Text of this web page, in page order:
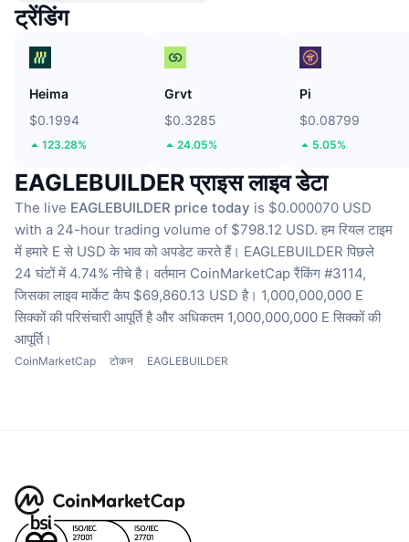
ट्रेंडिंग
Heima
$0.1994
123.28%
Grvt
$0.3285
24.05%
Pi
$0.08799
5.05%
EAGLEBUILDER प्राइस लाइव डेटा
The live EAGLEBUILDER price today is $0.000070 USD
with a 24-hour trading volume of $798.12 USD. हम रियल टाइम
में हमारे E से USD के भाव को अपडेट करते हैं। EAGLEBUILDER पिछले
24 घंटों में 4.74% नीचे है। वर्तमान CoinMarketCap रैंकिंग #3114,
जिसका लाइव मार्केट कैप $69,860.13 USD है। 1,000,000,000 E
सिक्कों की परिसंचारी आपूर्ति है और अधिकतम 1,000,000,000 E सिक्कों की
आपूर्ति।
CoinMarketCap टोकन EAGLEBUILDER